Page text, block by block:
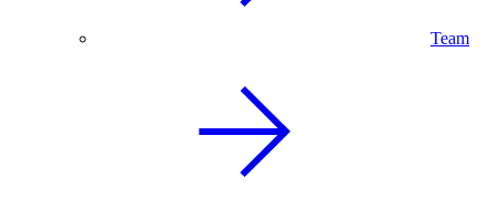
Team